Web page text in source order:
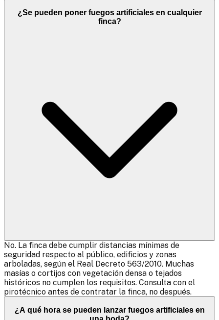
¿Se pueden poner fuegos artificiales en cualquier
finca?
No. La finca debe cumplir distancias mínimas de
seguridad respecto al público, edificios y zonas
arboladas, según el Real Decreto 563/2010. Muchas
masías o cortijos con vegetación densa o tejados
históricos no cumplen los requisitos. Consulta con el
pirotécnico antes de contratar la finca, no después.
¿A qué hora se pueden lanzar fuegos artificiales en